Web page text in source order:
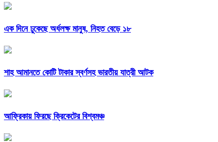
এক দিনে ঢুকেছে অর্ধলক্ষ মানুষ, নিহত বেড়ে ১৮
শাহ আমানতে কোটি টাকার স্বর্ণসহ ভারতীয় যাত্রী আটক
আফ্রিকায় ফিরছে ক্রিকেটের বিশ্বমঞ্চ